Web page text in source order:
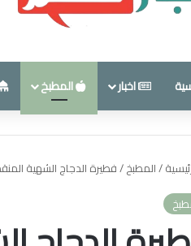
اخبار المطبخ
/المطبخ/فطيرة الدجاج الشهية